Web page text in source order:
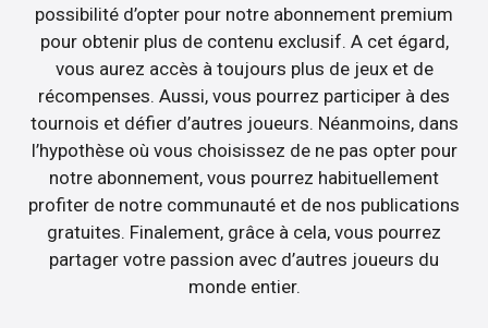
possibilité d’opter pour notre abonnement premium
pour obtenir plus de contenu exclusif. A cet égard,
vous aurez accès à toujours plus de jeux et de
récompenses. Aussi, vous pourrez participer à des
tournois et défier d’autres joueurs. Néanmoins, dans
l’hypothèse où vous choisissez de ne pas opter pour
notre abonnement, vous pourrez habituellement
profiter de notre communauté et de nos publications
gratuites. Finalement, grâce à cela, vous pourrez
partager votre passion avec d’autres joueurs du
monde entier.